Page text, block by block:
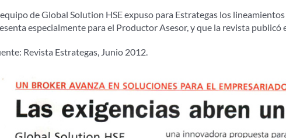
de Global Solution HSE expuso para Estrategas los
especialmente para el Productor Asesor, y que la revista
Revista Estrategas, Junio 2012.